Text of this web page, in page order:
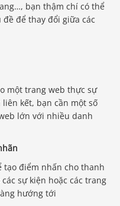
bạn thậm chí có thể
để thay đổi giữa các
một trang web thực sự
kết, bạn cần một số
lớn với nhiều danh
tạo điểm nhấn cho thanh
sự kiện hoặc các trang
hướng tới
0903.976.769
Hướng dẫn & Hỗ trợ: